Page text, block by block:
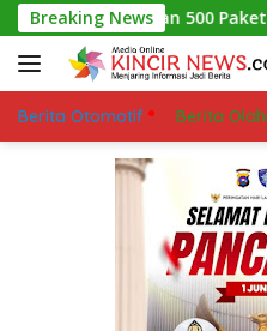
Skip
to
content
Breaking News
500 Paket kepada
Berita Otomotif Berita